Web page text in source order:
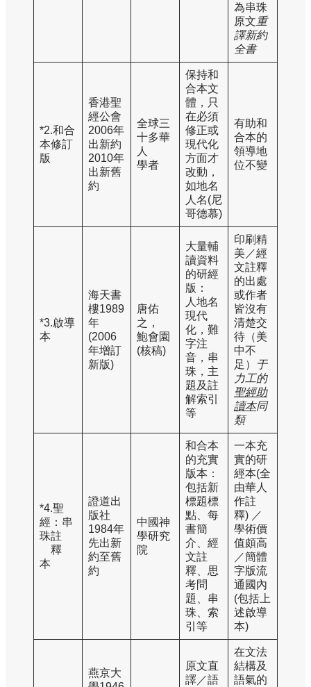
為串珠
原文重
譯新約
全書
*2.和合
本修訂
版
香港聖
經公會
2006年
出新約
2010年
出新舊
約
全球三
十多華
人
學者
保持和
合本文
體，只
在必須
修正或
現代化
方面才
改動，
如地名
人名(尼
哥德慕)
有助和
合本的
領導地
位不變
*3.啟導
本
海天書
樓1989
年
(2006
年增訂
新版)
唐佑
之，
鮑會園
(核稿)
大量輔
讀資料
的研經
版：
人地名
現代
化，難
字注
音，串
珠，主
題及註
解索引
等
印刷精
美／經
文註釋
的出處
或作者
皆沒有
清楚交
待（美
中不
足）
于
力工的
聖經助
讀本同
類
*4.聖
經：串
珠註
釋
本
證道出
版社
1984年
先出新
約至舊
約
中國神
學研究
院
和合本
的充實
版本：
包括新
標題標
點、每
書簡
介、經
文註
釋、思
考問
題、串
珠、索
引等
一本充
實的研
經本(全
由華人
作註
釋) ／
學術價
值頗高
／簡體
字版流
通國內
(包括上
述啟導
本)
燕京大
原文直
譯／語
在文法
結構及
語氣的